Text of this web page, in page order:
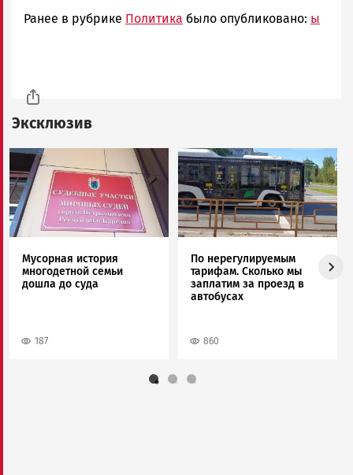
Ранее в рубрике Политика было опубликовано: ы
Эксклюзив
Image
Мусорная история
многодетной семьи
дошла до суда
187
Image
По нерегулируемым
тарифам. Сколько мы
заплатим за проезд в
автобусах
860